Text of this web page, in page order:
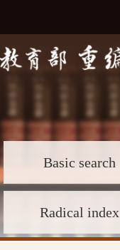
Basic search
Radical index